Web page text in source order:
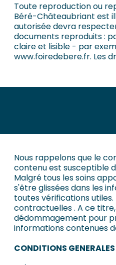
Toute reproduction ou
Béré-Châteaubriant est
autorisée devra
documents reproduits :
claire et lisible - par
www.foiredebere.fr. Les
Nous rappelons que le
contenu est susceptible
Malgré tous les soins
s'être glissées dans les
toutes vérifications
contractuelles . A ce
dédommagement pour
informations contenues
CONDITIONS